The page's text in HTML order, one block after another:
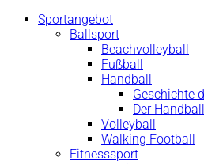
Sportangebot
Ballsport
Beachvolleyball
Fußball
Handball
Geschichte
Der
Volleyball
Walking Football
Fitnesssport